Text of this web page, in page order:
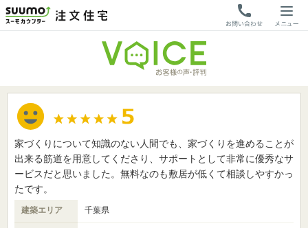
家づくりについて知識のない人間でも、家づくりを進めることが
出来る筋道を用意してくださり、サポートとして非常に優秀なサ
ービスだと思いました。無料なのも敷居が低くて相談しやすかっ
たです。
建築エリア 千葉県